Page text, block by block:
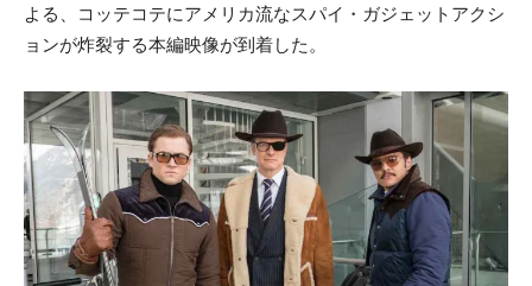
よる、コッテコテにアメリカ流なスパイ・ガジェットアクシ
ョンが炸裂する本編映像が到着した。